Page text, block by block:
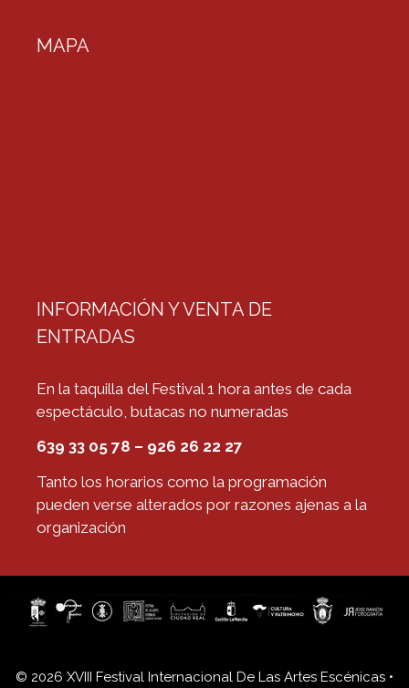
MAPA
INFORMACIÓN Y VENTA DE
ENTRADAS
En la taquilla del Festival 1 hora antes de cada
espectáculo, butacas no numeradas
639 33 05 78 – 926 26 22 27
Tanto los horarios como la programación
pueden verse alterados por razones ajenas a la
organización
© 2026 XVIII Festival Internacional De Las Artes Escénicas •